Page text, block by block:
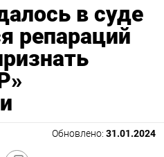
в суде
репараций
Обновлено: 31.01.2024